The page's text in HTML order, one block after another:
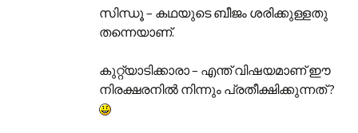
സിന്ധൂ – കഥയുടെ ബീജം ശരിക്കുള്ളതു
തന്നെയാണ്.
കുറ്റ്‌യാടിക്കാരാ – എന്ത് വിഷയമാണ് ഈ
നിരക്ഷരനില്‍‍ നിന്നും പ്രതീക്ഷിക്കുന്നത് ?